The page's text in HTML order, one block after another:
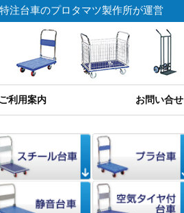
台車製作、タマツ製作所が運営。
注台車のプロタマツ製作所が運営
ご利用案内 お問い合せ